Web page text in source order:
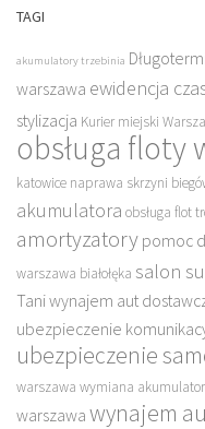
TAGI
akumulatory trzebinia
warszawa ewidencja
stylizacja Kurier miejski
obsługa floty
katowice naprawa skrzyni
akumulatora obsługa flot
amortyzatory pomoc
warszawa białołęka salon
Tani wynajem aut
ubezpieczenie
ubezpieczenie
warszawa wymiana
warszawa wynajem